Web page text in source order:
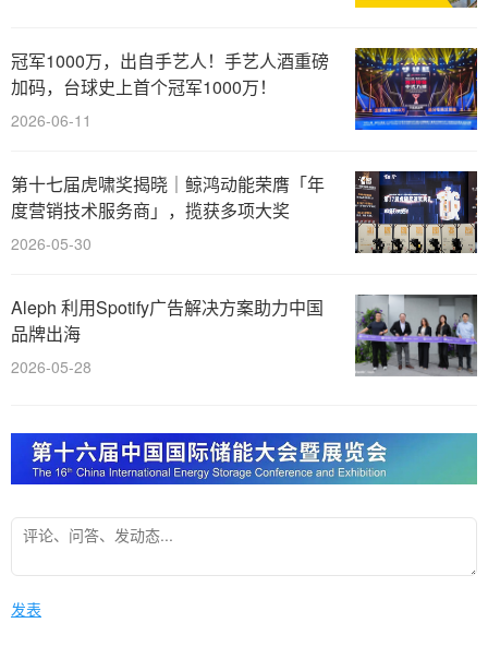
冠军1000万，出自手艺人！手艺人酒重磅
加码，台球史上首个冠军1000万！
2026-06-11
第十七届虎啸奖揭晓｜鲸鸿动能荣膺「年
度营销技术服务商」，揽获多项大奖
2026-05-30
Aleph 利用Spotify广告解决方案助力中国
品牌出海
2026-05-28
发表